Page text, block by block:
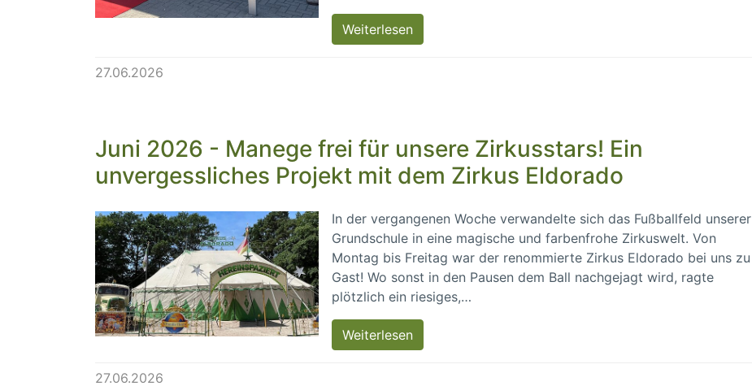
Weiterlesen
27.06.2026
Juni 2026 - Manege frei für unsere Zirkusstars! Ein
unvergessliches Projekt mit dem Zirkus Eldorado
In der vergangenen Woche verwandelte sich das Fußballfeld unserer
Grundschule in eine magische und farbenfrohe Zirkuswelt. Von
Montag bis Freitag war der renommierte Zirkus Eldorado bei uns zu
Gast! Wo sonst in den Pausen dem Ball nachgejagt wird, ragte
plötzlich ein riesiges,…
Weiterlesen
27.06.2026